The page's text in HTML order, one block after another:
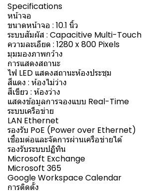
Specifications
หน้าจอ
ขนาดหน้าจอ : 10.1 นิ้ว
ระบบสัมผัส : Capacitive Multi-Touch
ความละเอียด : 1280 x 800 Pixels
มุมมองภาพกว้าง
การแสดงสถานะ
ไฟ LED แสดงสถานะห้องประชุม
สีแดง : ห้องไม่ว่าง
สีเขียว : ห้องว่าง
แสดงข้อมูลการจองแบบ Real-Time
ระบบเครือข่าย
LAN Ethernet
รองรับ PoE (Power over Ethernet)
เชื่อมต่อและจัดการผ่านเครือข่ายได้
รองรับระบบปฏิทิน
Microsoft Exchange
Microsoft 365
Google Workspace Calendar
การติดตั้ง